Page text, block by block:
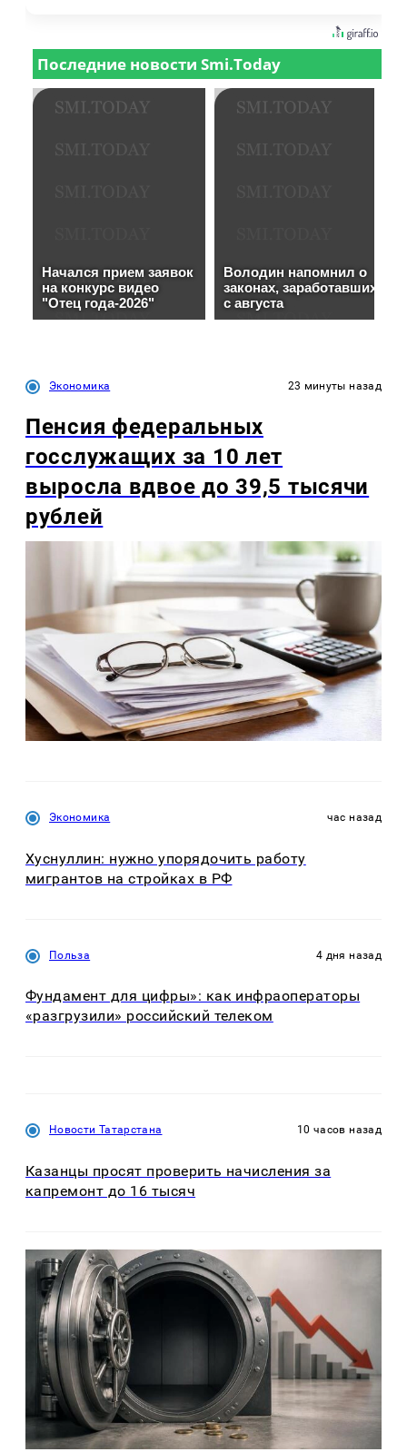
Экономика 23 минуты назад
Пенсия федеральных
госслужащих за 10 лет
выросла вдвое до 39,5 тысячи
рублей
Экономика час назад
Хуснуллин: нужно упорядочить работу
мигрантов на стройках в РФ
Польза 4 дня назад
Фундамент для цифры»: как инфраоператоры
«разгрузили» российский телеком
Новости Татарстана 10 часов назад
Казанцы просят проверить начисления за
капремонт до 16 тысяч